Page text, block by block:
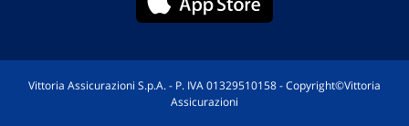
Vittoria Assicurazioni S.p.A. - P. IVA 01329510158 - Copyright©Vittoria
Assicurazioni